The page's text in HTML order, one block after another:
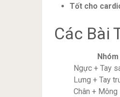
Tốt cho
Các Bài
Ngực + Tay
Lưng + Tay
Chân + Mông